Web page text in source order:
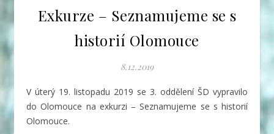
Exkurze – Seznamujeme se s
historií Olomouce
8.12.2019
V úterý 19. listopadu 2019 se 3. oddělení ŠD vypravilo
do Olomouce na exkurzi – Seznamujeme se s historií
Olomouce.